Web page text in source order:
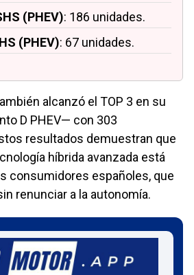
(PHEV): 186 unidades.
(PHEV): 67 unidades.
alcanzó el TOP 3 en su
D PHEV— con 303
resultados demuestran que
híbrida avanzada está
consumidores españoles, que
renunciar a la autonomía.